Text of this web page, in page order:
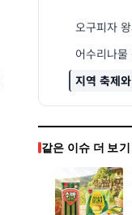
오구피자
어수리나
지역 축제
같은 이슈 더 보기